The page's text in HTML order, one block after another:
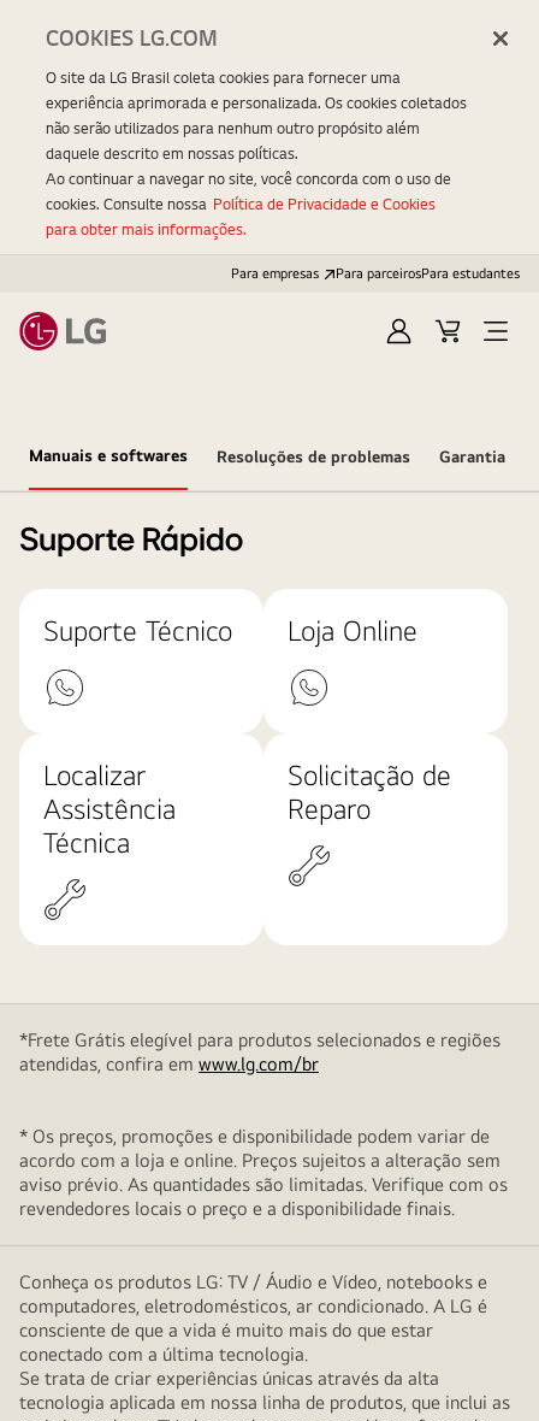
Para empresas Para parceirosPara estudantes
EntrarCarrinhoOpen
Manuais e softwares Resoluções de problemas Garantia
Suporte Rápido
Suporte Técnico Loja Online
Localizar
Assistência
Técnica
Solicitação de
Reparo
*Frete Grátis elegível para produtos selecionados e regiões
atendidas, confira em www.lg.com/br
* Os preços, promoções e disponibilidade podem variar de
acordo com a loja e online. Preços sujeitos a alteração sem
aviso prévio. As quantidades são limitadas. Verifique com os
revendedores locais o preço e a disponibilidade finais.
Conheça os produtos LG: TV / Áudio e Vídeo, notebooks e
computadores, eletrodomésticos, ar condicionado. A LG é
consciente de que a vida é muito mais do que estar
conectado com a última tecnologia.
Se trata de criar experiências únicas através da alta
tecnologia aplicada em nossa linha de produtos, que inclui as
COOKIES LG.COM
O site da LG Brasil coleta cookies para fornecer uma
experiência aprimorada e personalizada. Os cookies coletados
não serão utilizados para nenhum outro propósito além
daquele descrito em nossas políticas.
Ao continuar a navegar no site, você concorda com o uso de
cookies. Consulte nossa Política de Privacidade e Cookies
para obter mais informações.